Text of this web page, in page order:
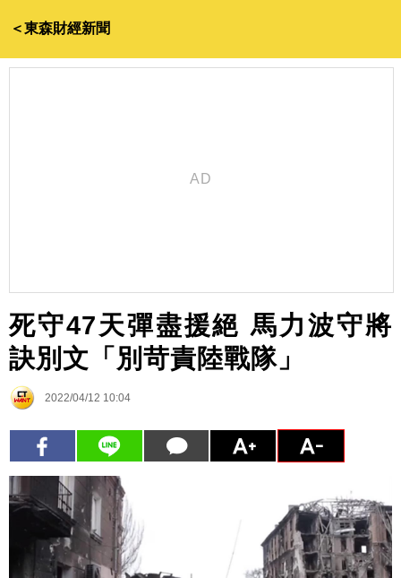
＜東森財經新聞
死守47天彈盡援絕 馬力波守將
訣別文「別苛責陸戰隊」
2022/04/12 10:04